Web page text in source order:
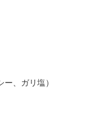
、ガリ塩）